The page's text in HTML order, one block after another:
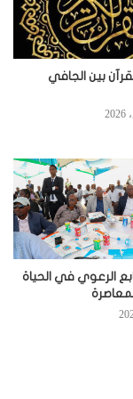
بين الجافي
الرعوي في الحياة